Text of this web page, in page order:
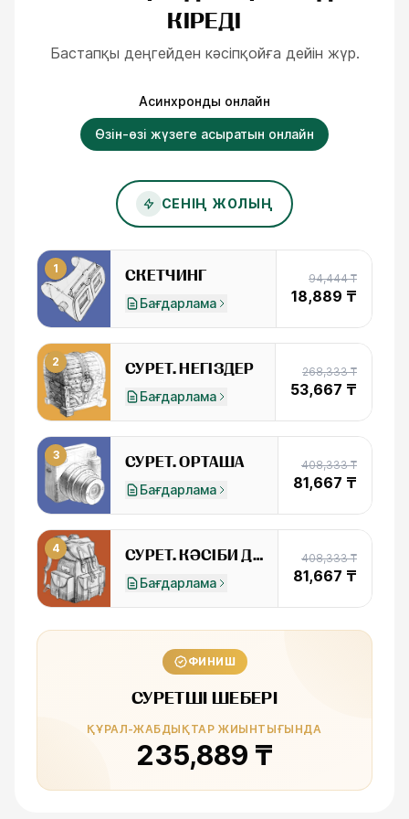
КІРЕДІ
Бастапқы деңгейден кәсіпқойға дейін жүр.
Асинхронды онлайн
Өзін-өзі жүзеге асыратын онлайн
СЕНІҢ ЖОЛЫҢ
1 СКЕТЧИНГ
Бағдарлама
94,444 ₸
18,889 ₸
2 СУРЕТ. НЕГІЗДЕР
Бағдарлама
268,333 ₸
53,667 ₸
3 СУРЕТ. ОРТАША
Бағдарлама
408,333 ₸
81,667 ₸
4 СУРЕТ. КӘСІБИ ДЕҢГЕЙ
Бағдарлама
408,333 ₸
81,667 ₸
ФИНИШ
СУРЕТШІ ШЕБЕРІ
ҚҰРАЛ-ЖАБДЫҚТАР ЖИЫНТЫҒЫНДА
235,889 ₸